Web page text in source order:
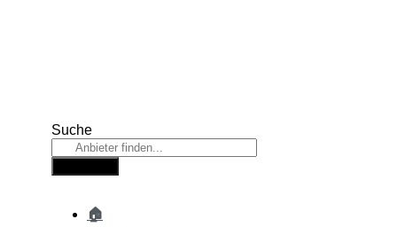
Suche
🏠